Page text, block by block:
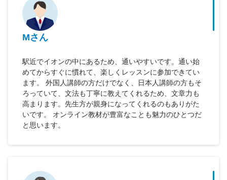
Mさん
駅近でイオンの中にあるため、通いやすいです。通い始
めてからすぐに慣れて、楽しくレッスンに参加できてい
ます。 外国人講師の方だけでなく、日本人講師の方もそ
ろっていて、文法も丁寧に教えてくれるため、文章力も
高まります。先生方が親身になってくれるのもありがた
いです。 オンライン教材が豊富なことも魅力のひとつだ
と思います。